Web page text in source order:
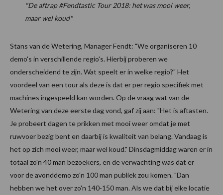
"De aftrap #Fendtastic Tour 2018: het was mooi weer,
maar wel koud"
Stans van de Wetering, Manager Fendt: "We organiseren 10
demo's in verschillende regio's. Hierbij proberen we
onderscheidend te zijn. Wat speelt er in welke regio?" Het
voordeel van een tour als deze is dat er per regio specifiek met
machines ingespeeld kan worden. Op de vraag wat van de
Wetering van deze eerste dag vond, gaf zij aan: "Het is aftasten.
Je probeert dagen te prikken met mooi weer omdat je met
ruwvoer bezig bent en daarbij is kwaliteit van belang. Vandaag is
het op zich mooi weer, maar wel koud." Dinsdagmiddag waren er in
totaal zo'n 40 man bezoekers, en de verwachting was dat er
voor de avonddemo zo'n 100 man publiek zou komen. "Dan
hebben we het over zo'n 140-150 man. Als we dat bij elke locatie